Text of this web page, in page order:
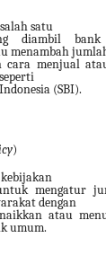
satu
diambil
menambah
cara menjual
(SBI).
)
mengatur
dengan
atau
umum.